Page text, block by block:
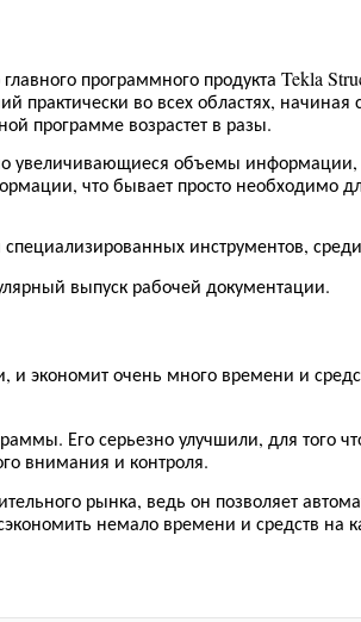
программного продукта Tekla
практически во всех областях, начиная
программе возрастет в разы.
увеличивающиеся объемы информации,
, что бывает просто необходимо
инструментов,
выпуск рабочей документации.
, и экономит очень много времени и
. Его серьезно улучшили, для того
внимания и контроля.
рынка, ведь он позволяет
немало времени и средств на